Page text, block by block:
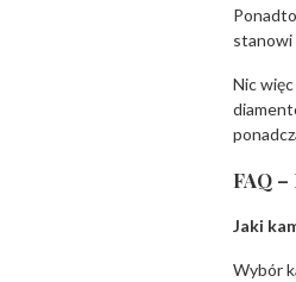
stanowi
Nic
FAQ
Jaki
Wybór